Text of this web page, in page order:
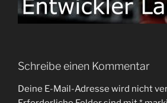
Schreibe einen Kommentar
Deine E-Mail-Adresse wird nicht